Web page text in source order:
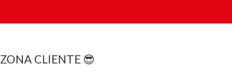
ZONA CLIENTE 😎